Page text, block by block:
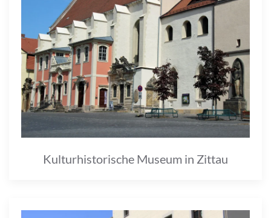
Kulturhistorische Museum in Zittau